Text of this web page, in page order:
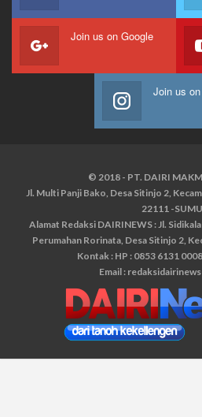
Join us on Google
Join us
© 2018 - PT. DAIRI
Jl. Multi Panji Bako, Desa Sitinjo 2,
22111 -
Alamat Redaksi DAIRINEWS : Jl.
Perumahan Rorinata, Desa Sitinjo 2,
Kontak : HP : 0853 6131
Email :